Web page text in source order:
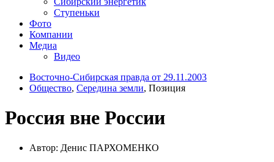
Ступеньки
Фото
Компании
Медиа
Видео
Восточно-Сибирская правда от 29.11.2003
Общество, Середина земли, Позиция
Россия вне России
Автор: Денис ПАРХОМЕНКО